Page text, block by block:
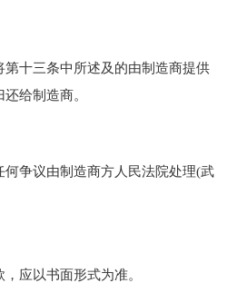
十三条中所述及的由制造商提供
给制造商。
争议由制造商方人民法院处理(武
应以书面形式为准。